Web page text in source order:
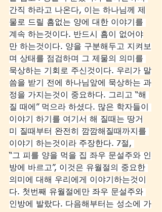
간직 하라고 나온다, 이는 하나님께 제
물로 드릴 흠없는 양에 대한 이야기를
계속 하는것이다. 반드시 흠이 없어야
만 하는것이다. 양을 구분해두고 지켜보
며 상태를 점검하며 그 제물의 의미를
묵상하는 기회로 주신것이다. 우리가 말
씀을 받기 전에 하나님앞에 묵상하는 과
정을 가지는것이 중요하다. 그리고 “해
질 때에” 먹으라 하셨다. 많은 학자들이
이야기 하기를 여기서 해 질때는 땅거
미 질때부터 완전히 깜깜해질때까지를
이야기 하는것이라 주장한다. 7절,
“그 피를 양을 먹을 집 좌우 문설주와 인
방에 바르고”, 이것은 유월절의 중요한
의미에 대해 우리에게 이야기하는것이
다. 첫번째 유월절에만 좌우 문설주와
인방에 발랐다. 다음해부터는 성소에 가